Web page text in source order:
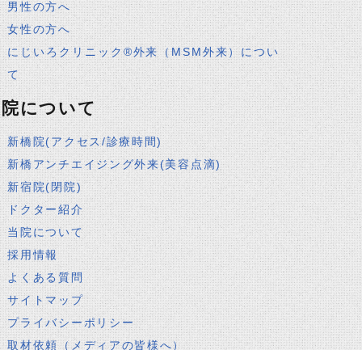
男性の方へ
女性の方へ
にじいろクリニック®外来（MSM外来）につい
て
について
新橋院(アクセス/診療時間)
新橋アンチエイジング外来(美容点滴)
新宿院(閉院)
ドクター紹介
当院について
採用情報
よくある質問
サイトマップ
プライバシーポリシー
取材依頼（メディアの皆様へ）